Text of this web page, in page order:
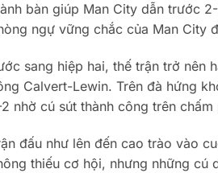
bàn giúp Man City dẫn trước
ngự vững chắc của Man City
sang hiệp hai, thế trận trở nên
Calvert-Lewin. Trên đà hứng
nhờ cú sút thành công trên
đấu như lên đến cao trào vào
thiếu cơ hội, nhưng những cú